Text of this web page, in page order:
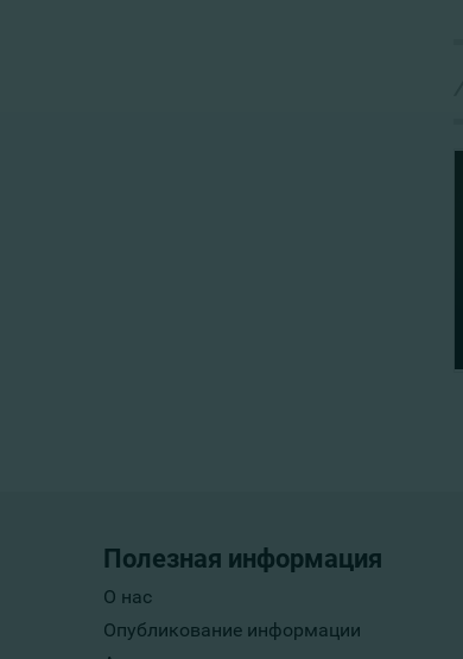
Полезная информация
О нас
Опубликование информации